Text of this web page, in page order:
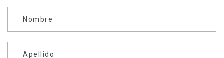
Nombre
Apellido